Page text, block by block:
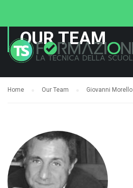
OUR TEAM
Home Our Team Giovanni Morello